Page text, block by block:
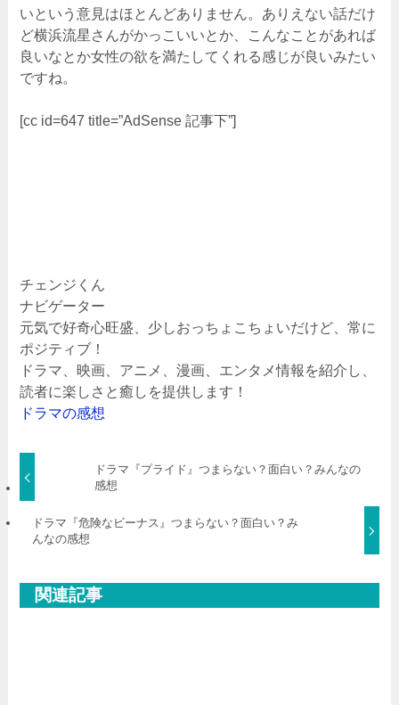
いという意見はほとんどありません。ありえない話だけ
ど横浜流星さんがかっこいいとか、こんなことがあれば
良いなとか女性の欲を満たしてくれる感じが良いみたい
ですね。
[cc id=647 title=”AdSense 記事下”]
チェンジくん
ナビゲーター
元気で好奇心旺盛、少しおっちょこちょいだけど、常に
ポジティブ！
ドラマ、映画、アニメ、漫画、エンタメ情報を紹介し、
読者に楽しさと癒しを提供します！
ドラマの感想
ドラマ『プライド』つまらない？面白い？みんなの
感想
ドラマ『危険なビーナス』つまらない？面白い？み
んなの感想
関連記事